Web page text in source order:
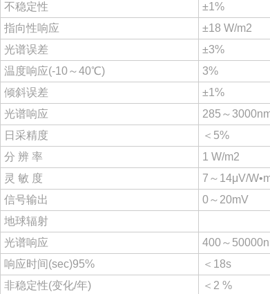
不稳定性
±1%
指向性响应
±18 W/m2
光谱误差
±3%
温度响应(-10～40℃)
3%
倾斜误差
±1%
光谱响应
285～
日采精度
＜5%
分 辨 率
1 W/m2
灵 敏 度
7～14μV/
信号输出
0～20mV
地球辐射
光谱响应
400～
响应时间(sec)95%
＜18s
非稳定性(变化/年)
＜2 %